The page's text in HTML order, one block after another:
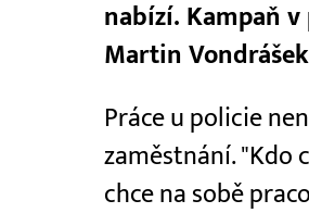
nabízí. Kampaň
Martin
Práce u policie
zaměstnání. "Kdo
chce na sobě